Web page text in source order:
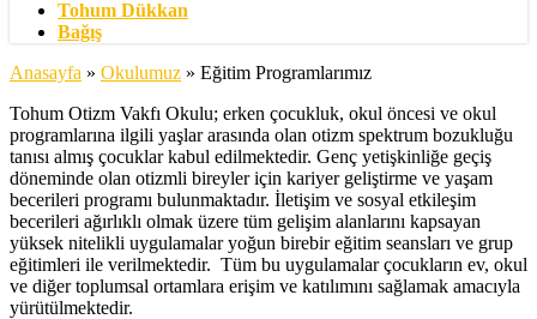
Tohum Dükkan
Bağış
Anasayfa » Okulumuz » Eğitim Programlarımız
Tohum Otizm Vakfı Okulu; erken çocukluk, okul öncesi ve okul
programlarına ilgili yaşlar arasında olan otizm spektrum bozukluğu
tanısı almış çocuklar kabul edilmektedir. Genç yetişkinliğe geçiş
döneminde olan otizmli bireyler için kariyer geliştirme ve yaşam
becerileri programı bulunmaktadır. İletişim ve sosyal etkileşim
becerileri ağırlıklı olmak üzere tüm gelişim alanlarını kapsayan
yüksek nitelikli uygulamalar yoğun birebir eğitim seansları ve grup
eğitimleri ile verilmektedir. Tüm bu uygulamalar çocukların ev, okul
ve diğer toplumsal ortamlara erişim ve katılımını sağlamak amacıyla
yürütülmektedir.